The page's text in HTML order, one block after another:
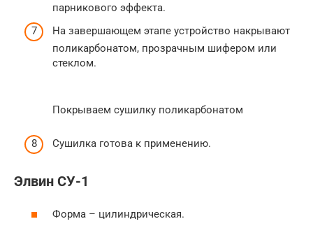
парникового эффекта.
На завершающем этапе устройство накрывают
поликарбонатом, прозрачным шифером или
стеклом.
Покрываем сушилку поликарбонатом
Сушилка готова к применению.
Элвин СУ-1
Форма – цилиндрическая.